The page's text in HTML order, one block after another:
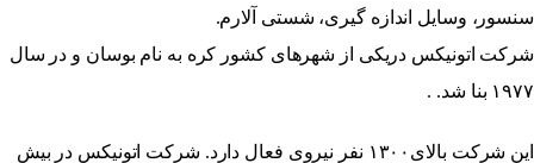
سنسور، وسایل اندازه گیری، شستی آلارم.
شرکت اتونیکس دریکی از شهر‌های کشور کره به نام بوسان و در سال
۱۹۷۷ بنا شد. .
این شرکت بالای۱۳۰۰ نفر نیروی فعال دارد. شرکت اتونیکس در بیش